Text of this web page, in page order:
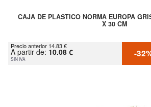
CAJA DE PLASTICO NORMA EUROPA
X 30 CM
Precio anterior 14.83 €
A partir de: 10.08 €
SIN IVA -